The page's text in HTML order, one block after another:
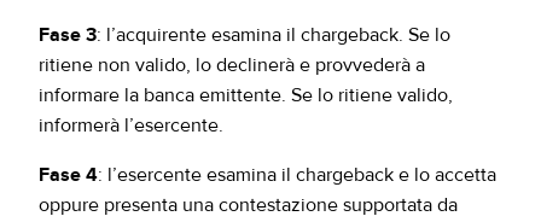
Fase 3: l’acquirente esamina il chargeback. Se lo
ritiene non valido, lo declinerà e provvederà a
informare la banca emittente. Se lo ritiene valido,
informerà l’esercente.
Fase 4: l’esercente esamina il chargeback e lo accetta
oppure presenta una contestazione supportata da